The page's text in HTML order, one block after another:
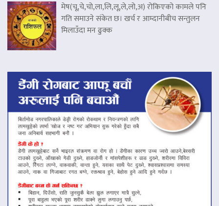
मेष(चू,चे,चो,ला,लि,लू,ले,लो,अ) रोकिएको कामले पनि
गति समाउने संकेत छ। खर्च र आम्दानीबीच सन्तुलन
मिलाउँदा मन ढुक्क